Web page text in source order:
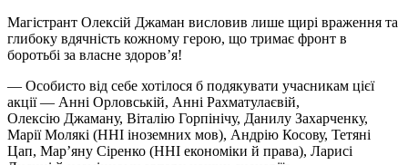
Магістрант Олексій Джаман висловив лише щирі враження та
глибоку вдячність кожному герою, що тримає фронт в
боротьбі за власне здоров’я!
— Особисто від себе хотілося б подякувати учасникам цієї
акції — Анні Орловській, Анні Рахматулаєвій,
Олексію Джаману, Віталію Горпінічу, Данилу Захарченку,
МаріїМолякі (ННІ іноземних мов), Андрію Косову, Тетяні
Цап, Мар’яну Сіренко (ННІ економіки й права), Ларисі